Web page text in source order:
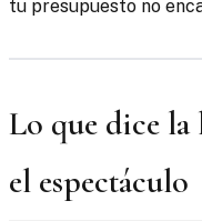
tu presupuesto no
Lo que dice la
el espectáculo